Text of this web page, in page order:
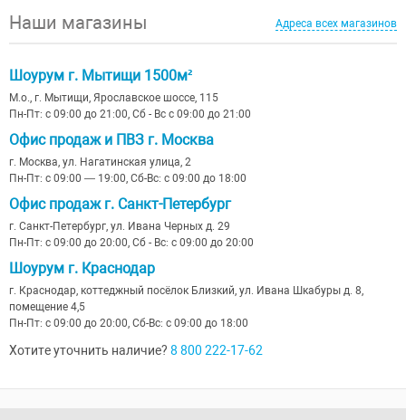
Наши магазины Адреса всех магазинов
Шоурум г. Мытищи 1500м²
М.о., г. Мытищи, Ярославское шоссе, 115
Пн-Пт: с 09:00 до 21:00, Сб - Вс с 09:00 до 21:00
Офис продаж и ПВЗ г. Москва
г. Москва, ул. Нагатинская улица, 2
Пн-Пт: с 09:00 — 19:00, Сб-Вс: с 09:00 до 18:00
Офис продаж г. Санкт-Петербург
г. Санкт-Петербург, ул. Ивана Черных д. 29
Пн-Пт: с 09:00 до 20:00, Сб - Вс: с 09:00 до 20:00
Шоурум г. Краснодар
г. Краснодар, коттеджный посёлок Близкий, ул. Ивана Шкабуры д. 8,
помещение 4,5
Пн-Пт: с 09:00 до 20:00, Сб-Вс: с 09:00 до 18:00
Хотите уточнить наличие? 8 800 222-17-62